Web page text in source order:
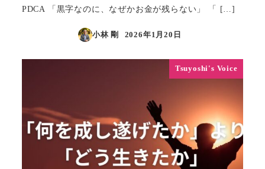
PDCA 「黒字なのに、なぜかお金が残らない」 「 […]
小林 剛
投稿日
2026年1月20日
Tsuyoshi's Voice